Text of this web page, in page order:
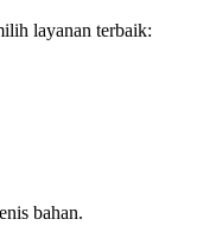
layanan terbaik:
bahan.